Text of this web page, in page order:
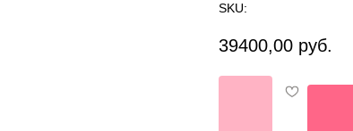
SKU:
39400,00 руб.